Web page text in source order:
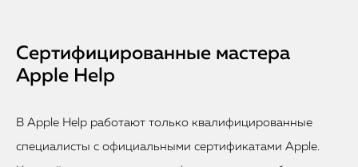
Сертифицированные мастера
Apple Help
В Apple Help работают только квалифицированные
специалисты с официальными сертификатами Apple.